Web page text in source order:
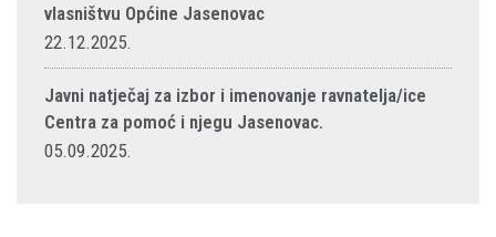
vlasništvu Općine Jasenovac
22.12.2025.
Javni natječaj za izbor i imenovanje ravnatelja/ice
Centra za pomoć i njegu Jasenovac.
05.09.2025.